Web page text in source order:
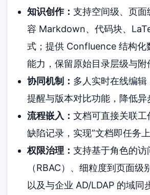
知识创作： 支持空间级、页
容 Markdown、代码块、
式；提供 Confluence 结构化
能力，保留原始目录层级与附
协同机制： 多人实时在线编辑
提醒与版本对比功能，降低异
流程嵌入： 文档可直接关联
缺陷记录，实现”文档即任务
权限治理： 支持基于角色的访
（RBAC）、细粒度到页面级
以及与企业 AD/LDAP 的域同